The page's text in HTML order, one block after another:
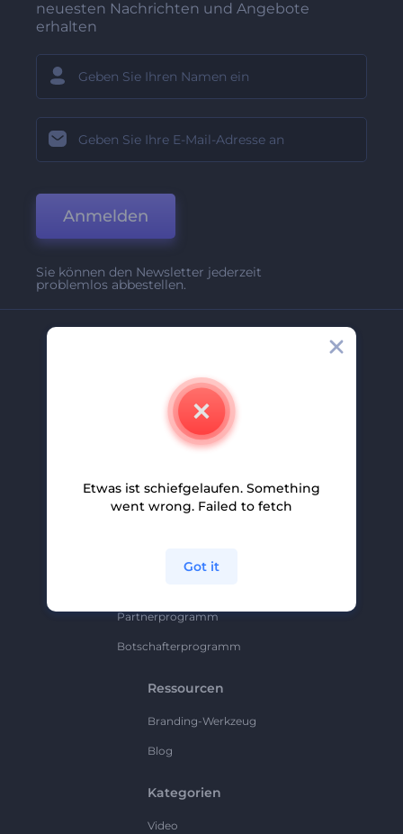
neuesten Nachrichten und Angebote
erhalten
Anmelden
Sie können den Newsletter jederzeit
problemlos abbestellen.
Partnerprogramm
Partnerprogramm
Botschafterprogramm
Ressourcen
Branding-Werkzeug
Blog
Kategorien
Video
Etwas ist schiefgelaufen. Something
went wrong. Failed to fetch
Got it